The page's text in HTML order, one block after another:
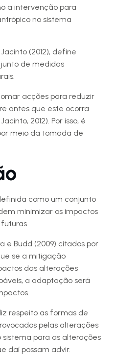
a intervenção para
no sistema
(2012), define
de medidas
acções para reduzir
antes que este ocorra
2012). Por isso, é
meio da tomada de
como um conjunto
minimizar os impactos
futuras
e Budd (2009) citados por
se a mitigação
das alterações
a adaptação será
respeito as formas de
pelas alterações
sistema para as alterações
daí possam advir.